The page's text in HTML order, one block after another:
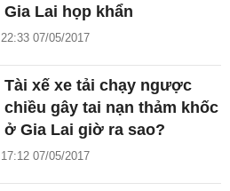
Gia Lai họp khẩn
22:33 07/05/2017
Tài xế xe tải chạy ngược
chiều gây tai nạn thảm khốc
ở Gia Lai giờ ra sao?
17:12 07/05/2017